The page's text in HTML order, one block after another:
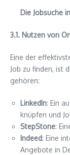
Die Jobsuche
3.1. Nutzen von
Eine der
Job zu finden, ist
gehören:
LinkedIn: Ein
knüpfen und
StepStone:
Indeed: Eine
Angebote in